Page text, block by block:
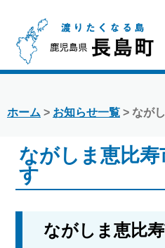
ホーム > お知らせ一覧 > なが
ながしま恵比寿
す
ながしま恵比